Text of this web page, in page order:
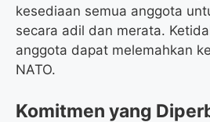
kesediaan semua anggota
secara adil dan merata.
anggota dapat melemahkan
NATO.
Komitmen yang